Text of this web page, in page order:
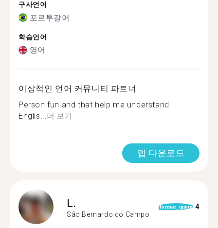
구사언어
포르투갈어
학습언어
영어
이상적인 언어 커뮤니티 파트너
Person fun and that help me understand
Englis...더 보기
앱 다운로드
L.
São Bernardo do Campo
format_quote 4